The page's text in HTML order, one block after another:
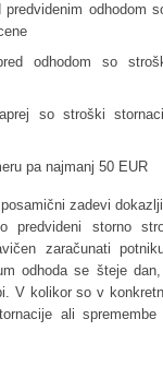
odhodom
odhodom so
so stroški
pa najmanj 50 EUR
zadevi
predvideni storno
zaračunati
odhoda se šteje
V kolikor so v
ali